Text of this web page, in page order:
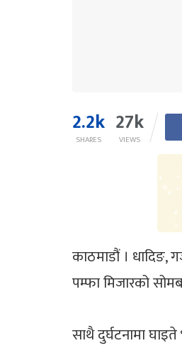
2.2k
SHARES
27k
VIEWS
काठमाडौं । धादिङ,
पम्फा मिजारको
साथै दुर्घटनामा